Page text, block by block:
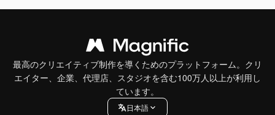
最高のクリエイティブ制作を導くためのプラットフォーム。クリ
エイター、企業、代理店、スタジオを含む100万人以上が利用し
ています。
日本語